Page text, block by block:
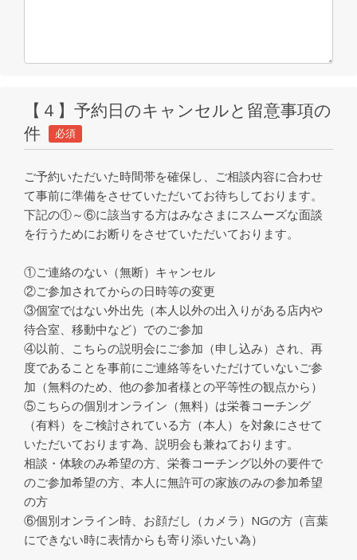
【４】予約日のキャンセルと留意事項の
件
必須
ご予約いただいた時間帯を確保し、ご相談内容に合わせ
て事前に準備をさせていただいてお待ちしております。
下記の①～⑥に該当する方はみなさまにスムーズな面談
を行うためにお断りをさせていただいております。
①ご連絡のない（無断）キャンセル
②ご参加されてからの日時等の変更
③個室ではない外出先（本人以外の出入りがある店内や
待合室、移動中など）でのご参加
④以前、こちらの説明会にご参加（申し込み）され、再
度であることを事前にご連絡等をいただけていないご参
加（無料のため、他の参加者様との平等性の観点から）
⑤こちらの個別オンライン（無料）は栄養コーチング
（有料）をご検討されている方（本人）を対象にさせて
いただいております為、説明会も兼ねております。
相談・体験のみ希望の方、栄養コーチング以外の要件で
のご参加希望の方、本人に無許可の家族のみの参加希望
の方
⑥個別オンライン時、お顔だし（カメラ）NGの方（言葉
にできない時に表情からも寄り添いたい為）